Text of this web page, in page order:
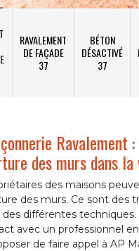
RAVALEMENT
DE FAÇADE
37
BÉTON
DÉSACTIVÉ
37
Ravalement
des murs dans
des maisons
des murs. Ce sont des
différentes
avec un professionnel
de faire appel à AP